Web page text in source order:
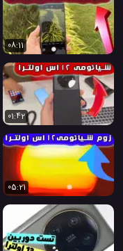
08:11
01:42
05:21